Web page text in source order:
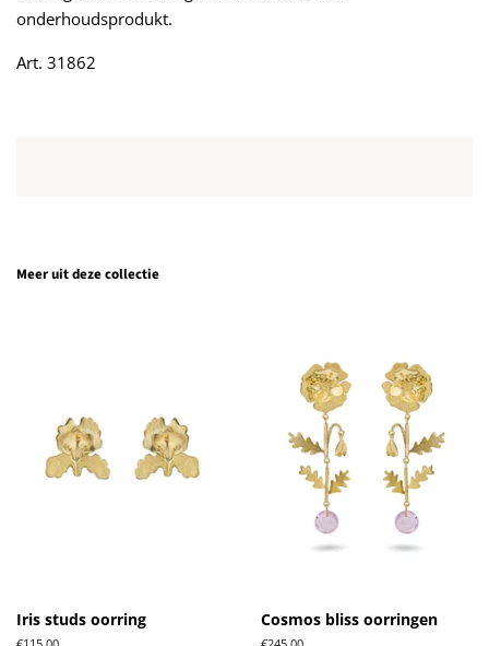
onderhoudsprodukt.
Art. 31862
Meer uit deze collectie
Iris studs oorring Cosmos bliss oorringen